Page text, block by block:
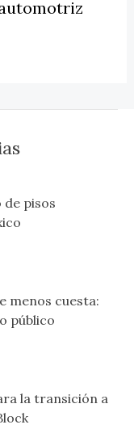
de pisos
menos cuesta:
público
la transición a